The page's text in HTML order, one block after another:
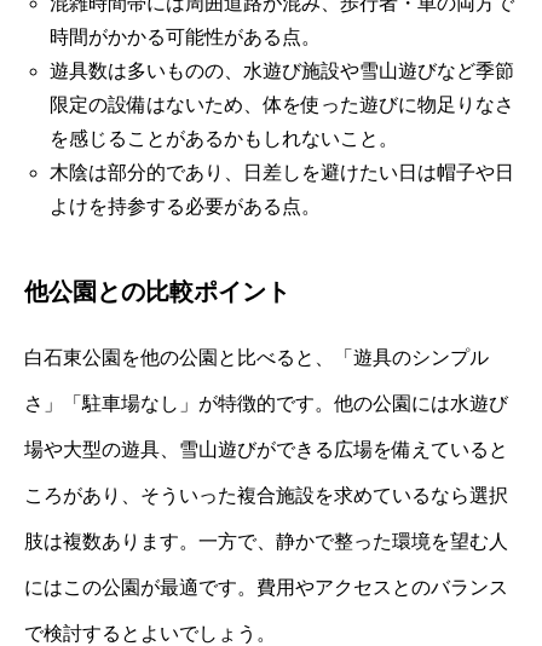
時間がかかる可能性がある点。
遊具数は多いものの、水遊び施設や雪山遊びなど季節
限定の設備はないため、体を使った遊びに物足りなさ
を感じることがあるかもしれないこと。
木陰は部分的であり、日差しを避けたい日は帽子や日
よけを持参する必要がある点。
他公園との比較ポイント
白石東公園を他の公園と比べると、「遊具のシンプル
さ」「駐車場なし」が特徴的です。他の公園には水遊び
場や大型の遊具、雪山遊びができる広場を備えていると
ころがあり、そういった複合施設を求めているなら選択
肢は複数あります。一方で、静かで整った環境を望む人
にはこの公園が最適です。費用やアクセスとのバランス
で検討するとよいでしょう。